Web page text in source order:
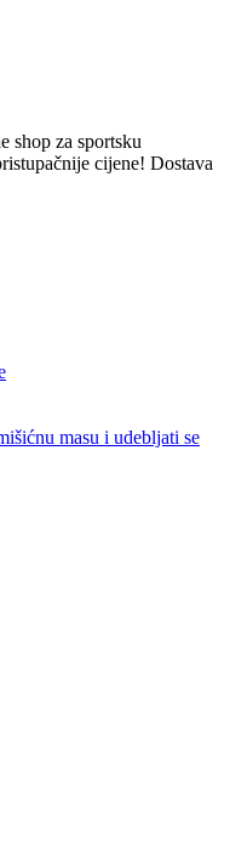
shop za sportsku
cijene! Dostava
masu i udebljati se